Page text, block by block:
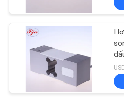
THAM
QUAN
MÁY
Shear
Cell